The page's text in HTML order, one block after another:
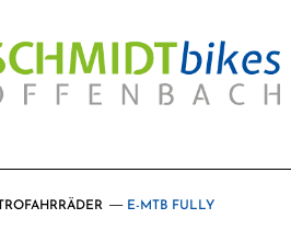
E-MTB FULLY